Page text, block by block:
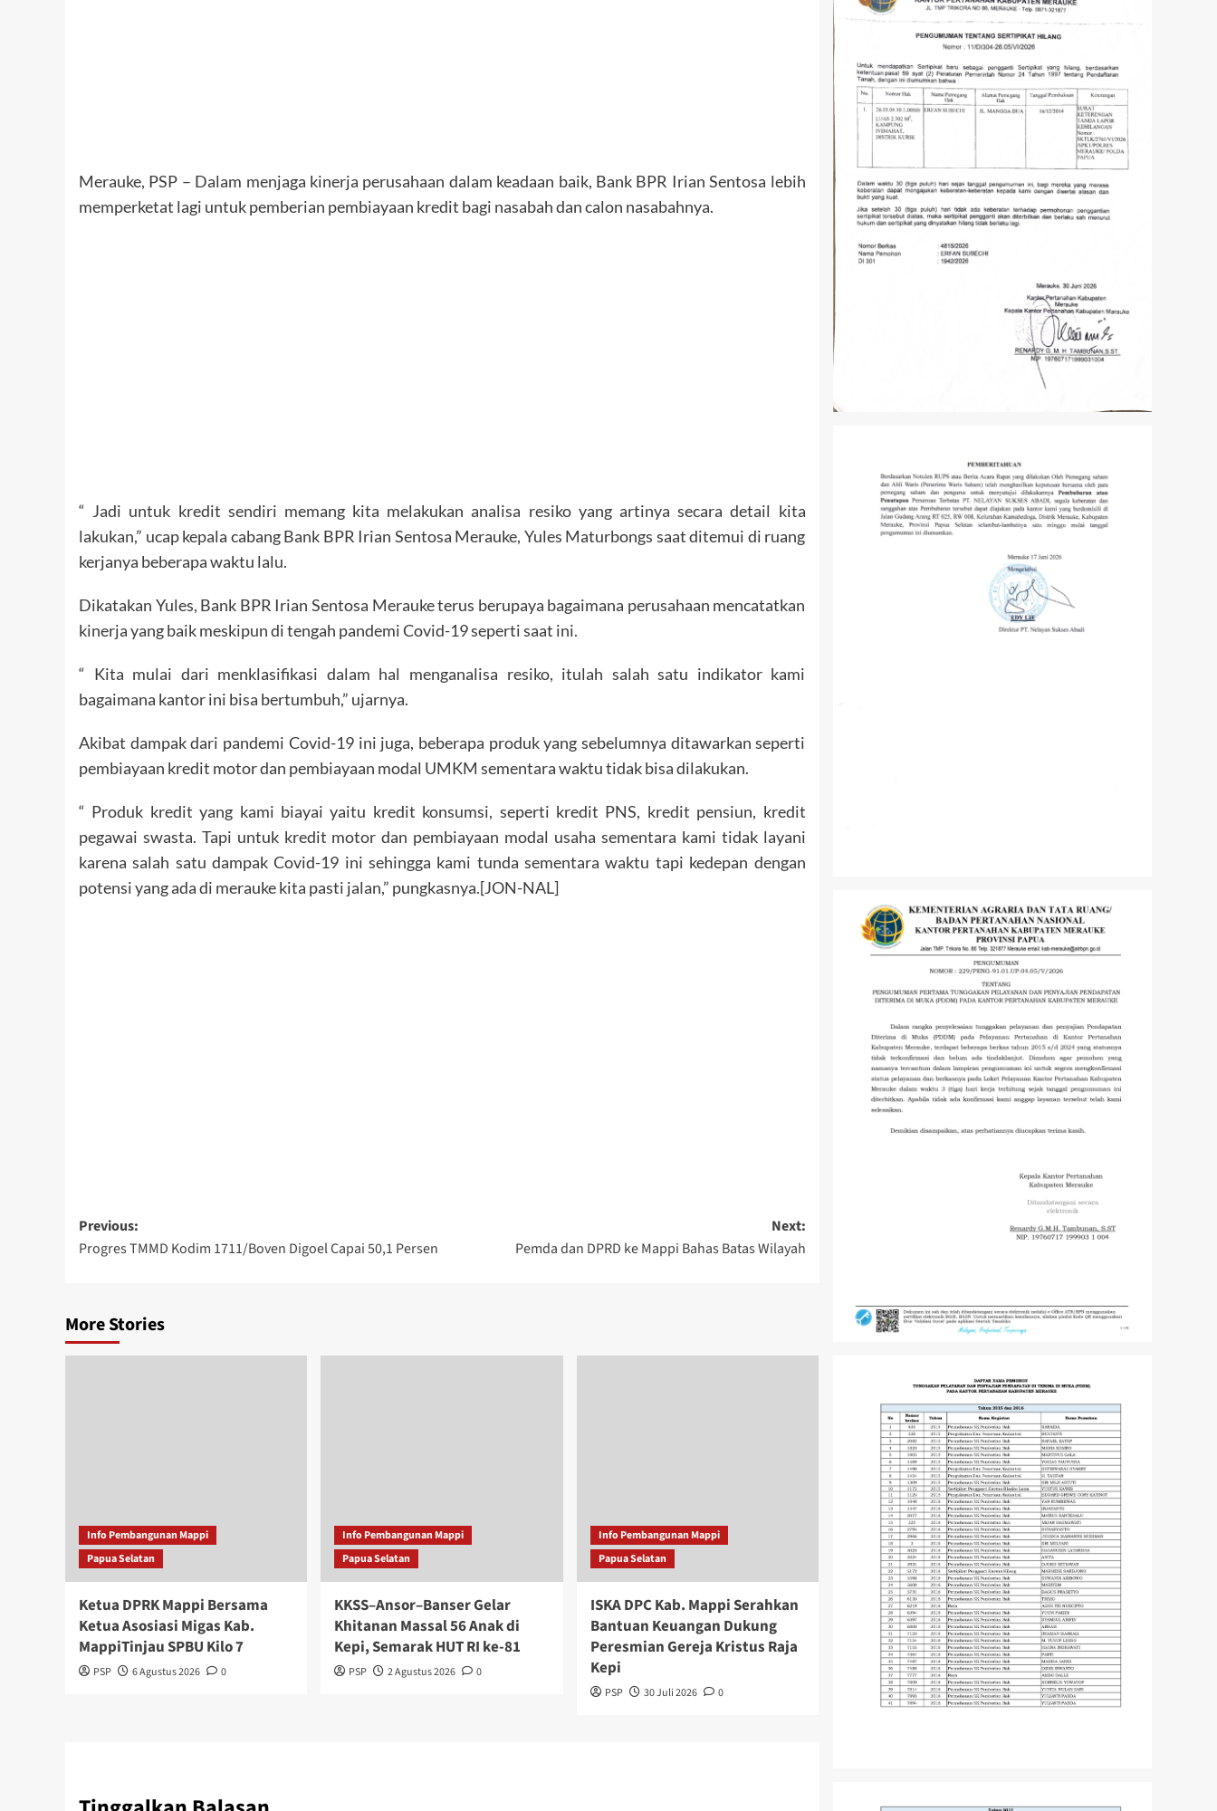
Merauke, PSP – Dalam menjaga kinerja perusahaan dalam keadaan baik, Bank BPR Irian Sentosa lebih
memperketat lagi untuk pemberian pembiayaan kredit bagi nasabah dan calon nasabahnya.
“ Jadi untuk kredit sendiri memang kita melakukan analisa resiko yang artinya secara detail kita
lakukan,” ucap kepala cabang Bank BPR Irian Sentosa Merauke, Yules Maturbongs saat ditemui di ruang
kerjanya beberapa waktu lalu.
Dikatakan Yules, Bank BPR Irian Sentosa Merauke terus berupaya bagaimana perusahaan mencatatkan
kinerja yang baik meskipun di tengah pandemi Covid-19 seperti saat ini.
“ Kita mulai dari menklasifikasi dalam hal menganalisa resiko, itulah salah satu indikator kami
bagaimana kantor ini bisa bertumbuh,” ujarnya.
Akibat dampak dari pandemi Covid-19 ini juga, beberapa produk yang sebelumnya ditawarkan seperti
pembiayaan kredit motor dan pembiayaan modal UMKM sementara waktu tidak bisa dilakukan.
“ Produk kredit yang kami biayai yaitu kredit konsumsi, seperti kredit PNS, kredit pensiun, kredit
pegawai swasta. Tapi untuk kredit motor dan pembiayaan modal usaha sementara kami tidak layani
karena salah satu dampak Covid-19 ini sehingga kami tunda sementara waktu tapi kedepan dengan
potensi yang ada di merauke kita pasti jalan,” pungkasnya.[JON-NAL]
Post
navigation
Previous:
Progres TMMD Kodim 1711/Boven Digoel Capai 50,1 Persen
Next:
Pemda dan DPRD ke Mappi Bahas Batas Wilayah
More Stories
Info Pembangunan Mappi
Papua Selatan
Ketua DPRK Mappi Bersama
Ketua Asosiasi Migas Kab.
MappiTinjau SPBU Kilo 7
PSP 6 Agustus 2026 0
Info Pembangunan Mappi
Papua Selatan
KKSS–Ansor–Banser Gelar
Khitanan Massal 56 Anak di
Kepi, Semarak HUT RI ke-81
PSP 2 Agustus 2026 0
Info Pembangunan Mappi
Papua Selatan
ISKA DPC Kab. Mappi Serahkan
Bantuan Keuangan Dukung
Peresmian Gereja Kristus Raja
Kepi
PSP 30 Juli 2026 0